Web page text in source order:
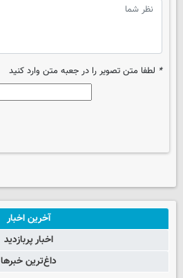
* لطفا متن تصویر را در جعبه متن وارد کنید
آخرین اخبار
اخبار پربازدید
داغ‌ترین خبرها